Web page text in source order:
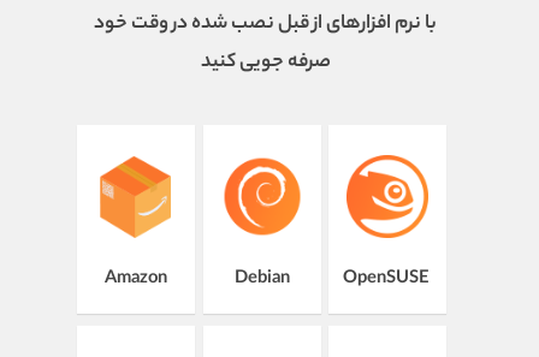
با نرم افزارهای از قبل نصب شده در وقت خود
صرفه‌ جویی کنید
Amazon Debian OpenSUSE